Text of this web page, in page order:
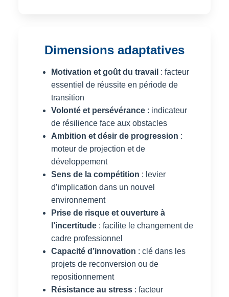
Dimensions adaptatives
Motivation et goût du travail : facteur
essentiel de réussite en période de
transition
Volonté et persévérance : indicateur
de résilience face aux obstacles
Ambition et désir de progression :
moteur de projection et de
développement
Sens de la compétition : levier
d’implication dans un nouvel
environnement
Prise de risque et ouverture à
l’incertitude : facilite le changement de
cadre professionnel
Capacité d’innovation : clé dans les
projets de reconversion ou de
repositionnement
Résistance au stress : facteur